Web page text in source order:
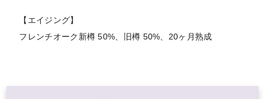
【エイジング】
フレンチオーク新樽 50%、旧樽 50%、20ヶ月熟成